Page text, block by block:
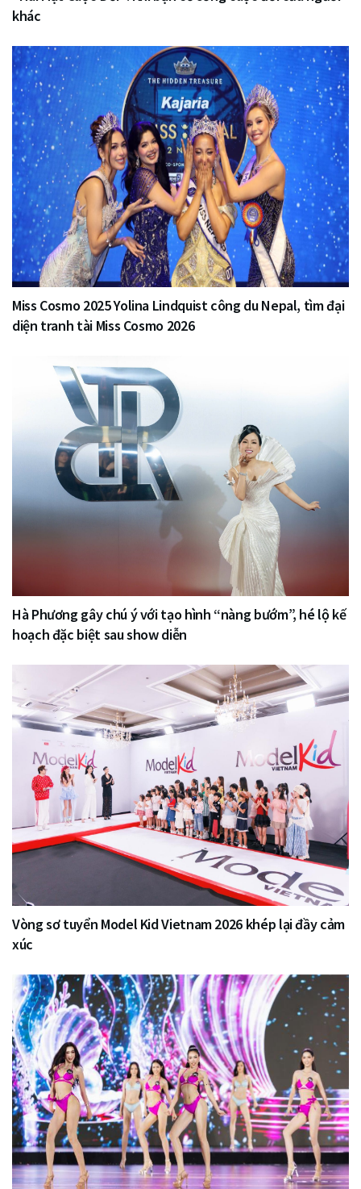
khác
Miss Cosmo 2025 Yolina Lindquist công du Nepal, tìm đại
diện tranh tài Miss Cosmo 2026
Hà Phương gây chú ý với tạo hình “nàng bướm”, hé lộ kế
hoạch đặc biệt sau show diễn
Vòng sơ tuyển Model Kid Vietnam 2026 khép lại đầy cảm
xúc